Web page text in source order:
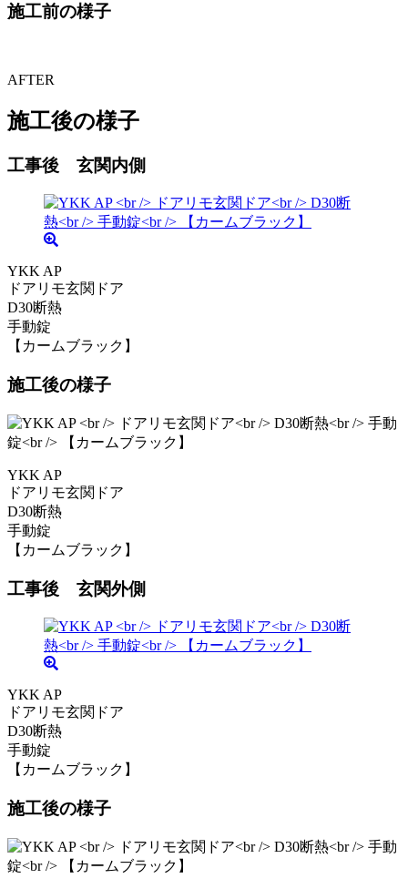
施工前の様子
AFTER
施工後の様子
工事後 玄関内側
YKK AP
ドアリモ玄関ドア
D30断熱
手動錠
【カームブラック】
施工後の様子
YKK AP
ドアリモ玄関ドア
D30断熱
手動錠
【カームブラック】
工事後 玄関外側
YKK AP
ドアリモ玄関ドア
D30断熱
手動錠
【カームブラック】
施工後の様子